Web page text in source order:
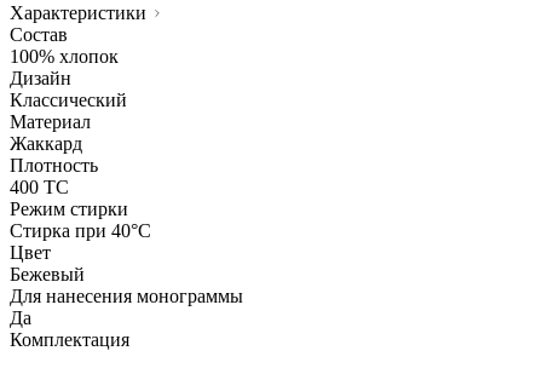
Характеристики
Состав
100% хлопок
Дизайн
Классический
Материал
Жаккард
Плотность
400 TC
Режим стирки
Стирка при 40°С
Цвет
Бежевый
Для нанесения монограммы
Да
Комплектация